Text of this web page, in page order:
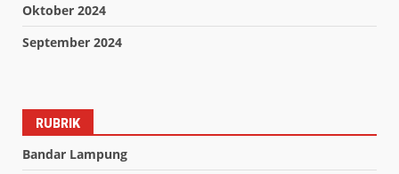
Oktober 2024
September 2024
RUBRIK
Bandar Lampung